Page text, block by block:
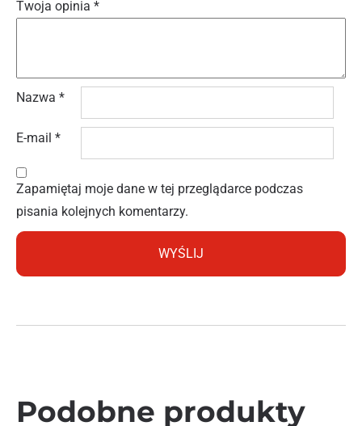
Twoja opinia *
Nazwa *
E-mail *
Zapamiętaj moje dane w tej przeglądarce podczas
pisania kolejnych komentarzy.
Podobne produkty